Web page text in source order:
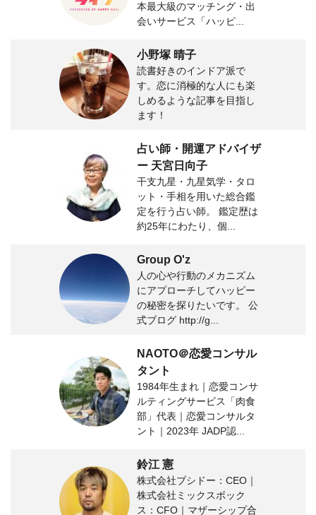
本最大級のマッチング・出
会いサービス「ハッピ...
小野塚 晴子
読書好きのインドア派で
す。恋に消極的な人にも楽
しめるような記事を目指し
ます！
占い師・開運アドバイザ
ー 天宮日向子
干支九星・九星気学・タロ
ット・手相を用いた総合鑑
定を行う占い師。 鑑定歴は
約25年にわたり、個...
Group O'z
人の心や行動のメカニズム
にアプローチしてハッピー
の秘密を探りたいです。 公
式ブログ http://g...
NAOTO＠恋愛コンサル
タント
1984年生まれ｜恋愛コンサ
ルティングサービス「肉食
部」代表｜恋愛コンサルタ
ント｜2023年 JADP認...
鈴江 憲
株式会社ブシドー：CEO｜
株式会社ミックスボック
ス：CFO｜マザーシップ合